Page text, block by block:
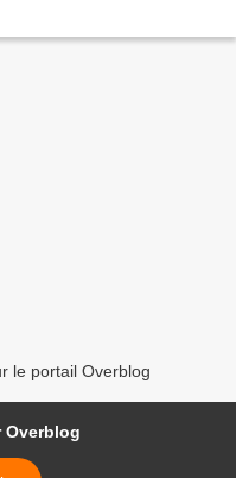
le portail Overblog
Overblog